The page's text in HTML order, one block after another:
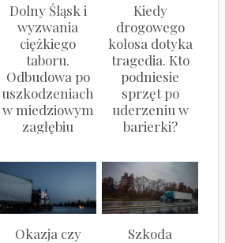
Dolny Śląsk i
wyzwania
ciężkiego
taboru.
Odbudowa po
uszkodzeniach
w miedziowym
zagłębiu
Kiedy
drogowego
kolosa dotyka
tragedia. Kto
podniesie
sprzęt po
uderzeniu w
barierki?
Okazja czy
Szkoda